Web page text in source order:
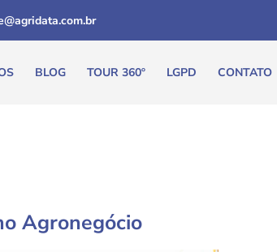
BLOG TOUR 360º LGPD CONTATO
Agronegócio